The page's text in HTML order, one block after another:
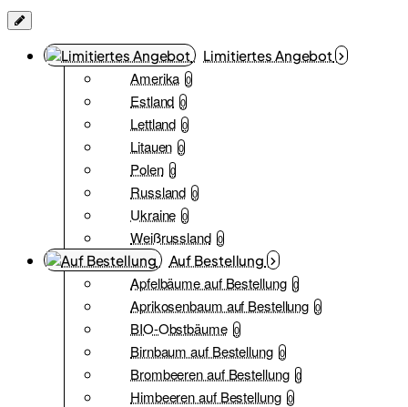
Limitiertes Angebot
Amerika 0
Estland 0
Lettland 0
Litauen 0
Polen 0
Russland 0
Ukraine 0
Weißrussland 0
Auf Bestellung
Apfelbäume auf Bestellung 0
Aprikosenbaum auf Bestellung 0
BIO-Obstbäume 0
Birnbaum auf Bestellung 0
Brombeeren auf Bestellung 0
Himbeeren auf Bestellung 0